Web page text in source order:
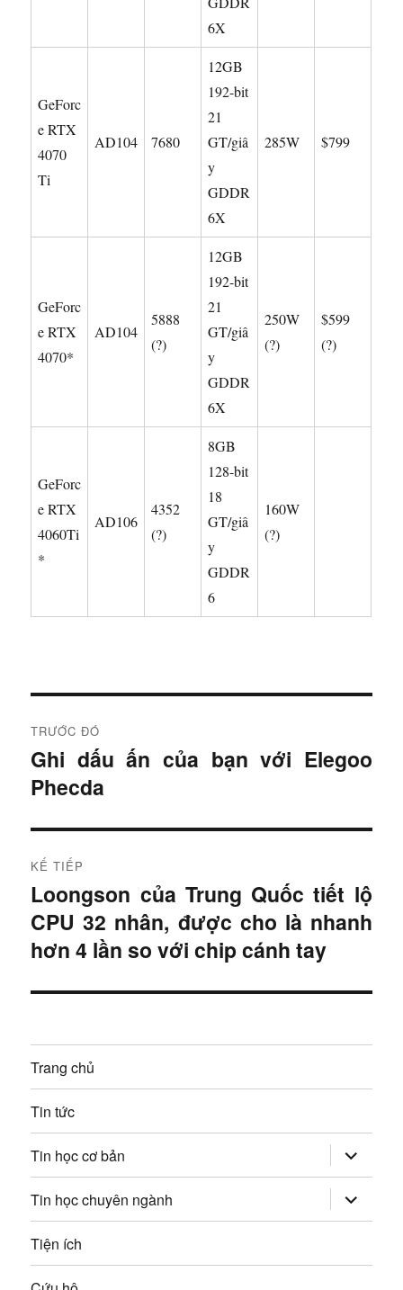
6X
GeForc
e RTX
4070
Ti
AD104 7680
12GB
192-bit
21
GT/giâ
y
GDDR
6X
285W $799
GeForc
e RTX
4070*
AD104
5888
(?)
12GB
192-bit
21
GT/giâ
y
GDDR
6X
250W
(?)
$599
(?)
GeForc
e RTX
4060Ti
*
AD106
4352
(?)
8GB
128-bit
18
GT/giâ
y
GDDR
6
160W
(?)
i
ề
u
h
ư
ớ
b
à
i
v
i
ế
t
TRƯỚC ĐÓ
B
à
t
r
ư
ớ
c
:
Ghi dấu ấn của bạn với Elegoo
Phecda
KẾ TIẾP
B
à
i
i
p
:
Loongson của Trung Quốc tiết lộ
CPU 32 nhân, được cho là nhanh
hơn 4 lần so với chip cánh tay
Trang chủ
Tin tức
Tin học cơ bản mở
rộng
trình
đơn
con
Tin học chuyên ngành mở
rộng
trình
Tiện ích